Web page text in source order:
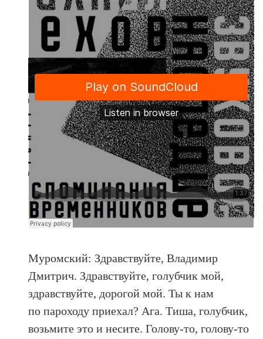
Муромский: Здравствуйте, Владимир
Дмитрич. Здравствуйте, голубчик мой,
здравствуйте, дорогой мой. Ты к нам
по пароходу приехал? Ага. Тиша, голубчик,
возьмите это и несите. Голову-то, голову-то